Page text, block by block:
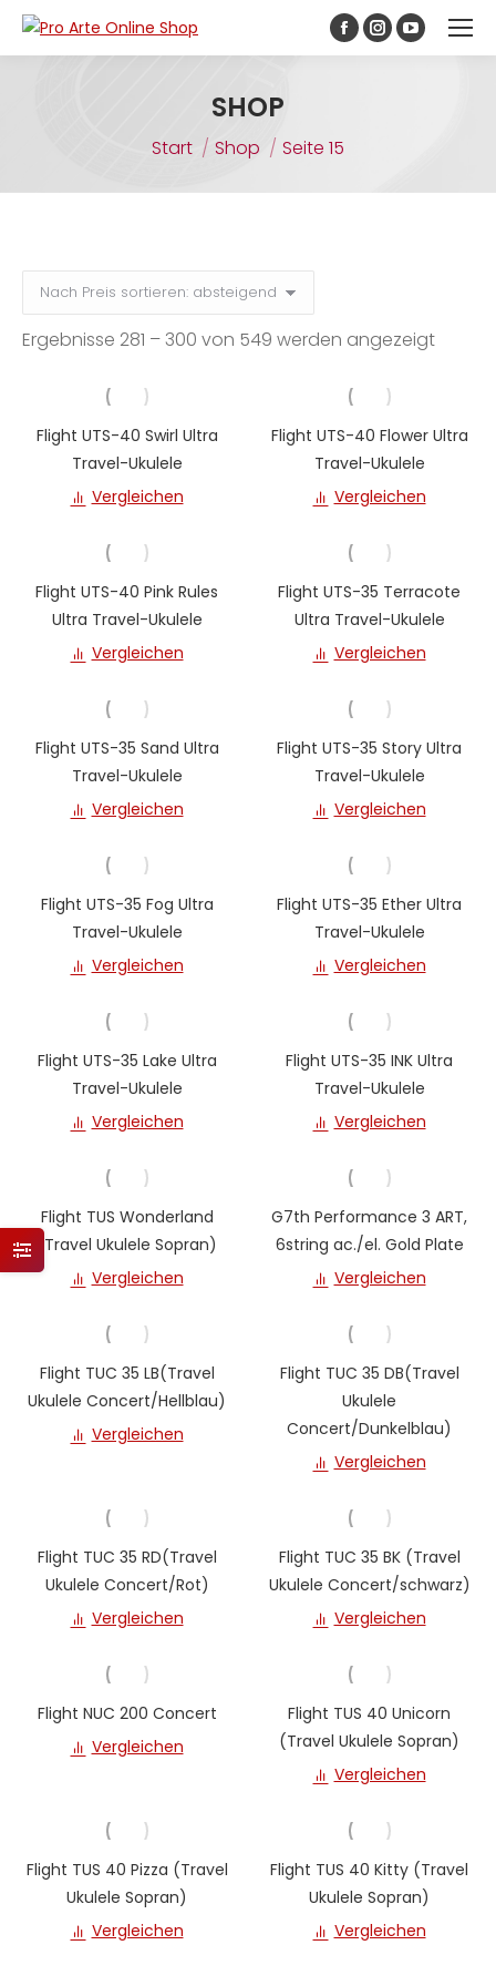
springen
Facebook
new
Instagram
YouTube
SHOP
Sie befinden sich hier:
Start Shop Seite 15
Ergebnisse 281 – 300 von 549 werden angezeigtNach
Flight UTS-40 Swirl Ultra
Travel-Ukulele
Vergleichen
Flight UTS-40 Flower Ultra
Travel-Ukulele
Vergleichen
Flight UTS-40 Pink Rules
Ultra Travel-Ukulele
Vergleichen
Flight UTS-35 Terracote
Ultra Travel-Ukulele
Vergleichen
Flight UTS-35 Sand Ultra
Travel-Ukulele
Vergleichen
Flight UTS-35 Story Ultra
Travel-Ukulele
Vergleichen
Flight UTS-35 Fog Ultra
Travel-Ukulele
Vergleichen
Flight UTS-35 Ether Ultra
Travel-Ukulele
Vergleichen
Flight UTS-35 Lake Ultra
Travel-Ukulele
Vergleichen
Flight UTS-35 INK Ultra
Travel-Ukulele
Vergleichen
Flight TUS Wonderland
(Travel Ukulele Sopran)
Vergleichen
G7th Performance 3 ART,
6string ac./el. Gold Plate
Vergleichen
Flight TUC 35 LB(Travel
Ukulele Concert/Hellblau)
Vergleichen
Flight TUC 35 DB(Travel
Ukulele
Concert/Dunkelblau)
Vergleichen
Flight TUC 35 RD(Travel
Ukulele Concert/Rot)
Vergleichen
Flight TUC 35 BK (Travel
Ukulele Concert/schwarz)
Vergleichen
Flight NUC 200 Concert
Vergleichen
Flight TUS 40 Unicorn
(Travel Ukulele Sopran)
Vergleichen
Flight TUS 40 Pizza (Travel
Ukulele Sopran)
Vergleichen
Flight TUS 40 Kitty (Travel
Ukulele Sopran)
Vergleichen